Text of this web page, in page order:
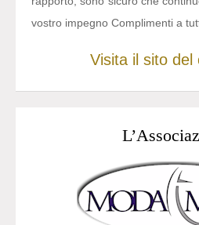
vostro impegno Complimenti a
Visita il sito del